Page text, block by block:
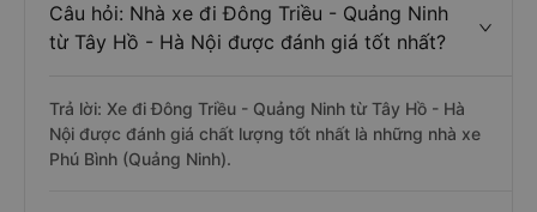
Câu hỏi: Nhà xe đi Đông Triều - Quảng Ninh
từ Tây Hồ - Hà Nội được đánh giá tốt nhất?
Trả lời: Xe đi Đông Triều - Quảng Ninh từ Tây Hồ - Hà
Nội được đánh giá chất lượng tốt nhất là những nhà xe
Phú Bình (Quảng Ninh).